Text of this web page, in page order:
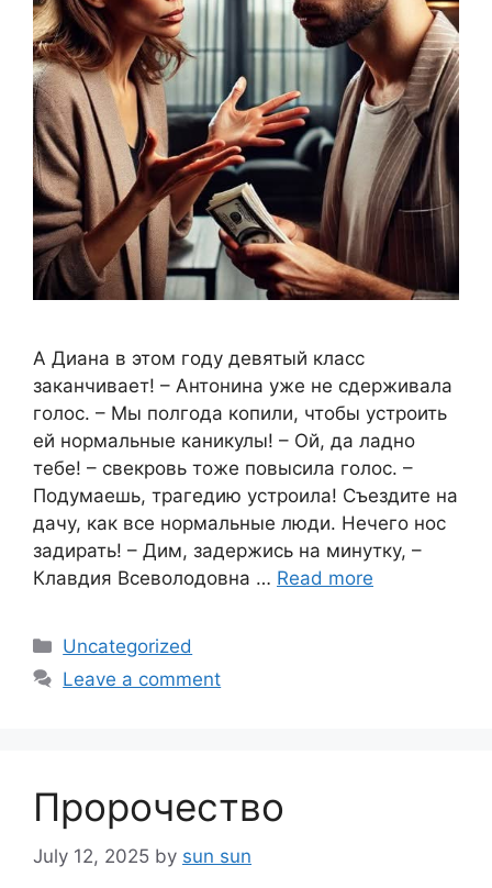
А Диана в этом году девятый класс
заканчивает! – Антонина уже не сдерживала
голос. – Мы полгода копили, чтобы устроить
ей нормальные каникулы! – Ой, да ладно
тебе! – свекровь тоже повысила голос. –
Подумаешь, трагедию устроила! Съездите на
дачу, как все нормальные люди. Нечего нос
задирать! – Дим, задержись на минутку, –
Клавдия Всеволодовна … Read more
Categories
Uncategorized
Leave a comment
Пророчество
July 12, 2025 by sun sun